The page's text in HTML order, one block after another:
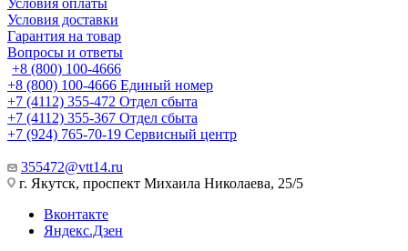
Условия доставки
Гарантия на товар
Вопросы и ответы
+8 (800) 100-4666
+8 (800) 100-4666 Единый номер
+7 (4112) 355-472 Отдел сбыта
+7 (4112) 355-367 Отдел сбыта
+7 (924) 765-70-19 Сервисный центр
355472@vtt14.ru
г. Якутск, проспект Михаила Николаева, 25/5
Вконтакте
Яндекс.Дзен